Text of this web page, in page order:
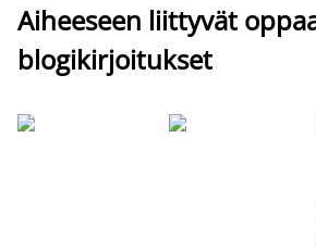
Aiheeseen liittyvät
blogikirjoitukset